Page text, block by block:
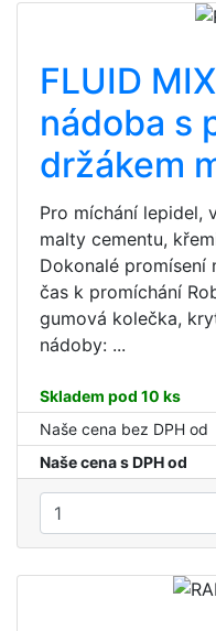
FLUID
nádoba s
držákem
Pro míchání lepidel,
malty cementu,
Dokonalé promísení
čas k promíchání
gumová kolečka,
nádoby: ...
Skladem pod 10 ks
Naše cena bez DPH od
Naše cena s DPH od